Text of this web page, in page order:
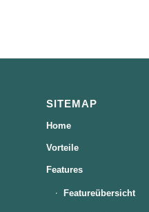
SITEMAP
Home
Vorteile
Features
Featureübersicht